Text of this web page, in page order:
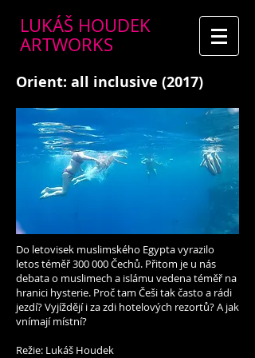
LUKÁŠ HOUDEK
ARTWORKS
Do letovisek muslimského Egypta vyrazilo
letos téměř 300 000 Čechů. Přitom je u nás
debata o muslimech a islámu vedena téměř na
hranici hysterie. Proč tam Češi tak často a rádi
jezdí? Vyjíždějí i za zdi hotelových rezortů? A jak
vnímají místní?
Režie: Lukáš Houdek
Orient: all inclusive (2017)